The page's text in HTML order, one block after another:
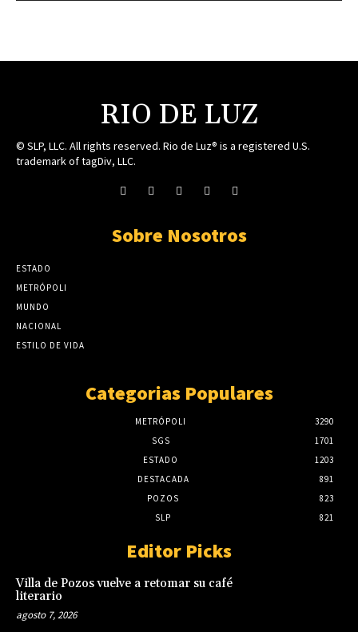
RIO DE LUZ
© SLP, LLC. All rights reserved. Rio de Luz® is a registered U.S.
trademark of tagDiv, LLC.
Sobre Nosotros
ESTADO
METRÓPOLI
MUNDO
NACIONAL
ESTILO DE VIDA
Categorias Populares
METRÓPOLI
3290
SGS
1701
ESTADO
1203
DESTACADA
891
POZOS
823
SLP
821
Editor Picks
Villa de Pozos vuelve a retomar su café
literario
agosto 7, 2026